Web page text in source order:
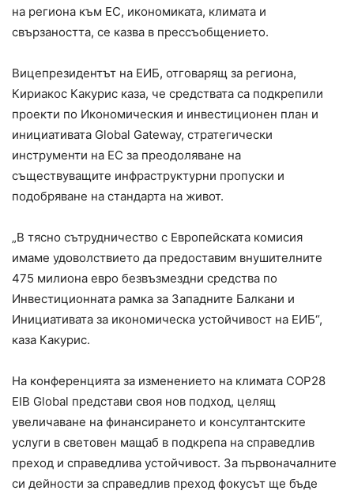
на региона към ЕС, икономиката, климата и
свързаността, се казва в прессъобщението.
Вицепрезидентът на ЕИБ, отговарящ за региона,
Кириакос Какурис каза, че средствата са подкрепили
проекти по Икономическия и инвестиционен план и
инициативата Global Gateway, стратегически
инструменти на ЕС за преодоляване на
съществуващите инфраструктурни пропуски и
подобряване на стандарта на живот.
„В тясно сътрудничество с Европейската комисия
имаме удоволствието да предоставим внушителните
475 милиона евро безвъзмездни средства по
Инвестиционната рамка за Западните Балкани и
Инициативата за икономическа устойчивост на ЕИБ“,
каза Какурис.
На конференцията за изменението на климата COP28
EIB Global представи своя нов подход, целящ
увеличаване на финансирането и консултантските
услуги в световен мащаб в подкрепа на справедлив
преход и справедлива устойчивост. За първоначалните
си дейности за справедлив преход фокусът ще бъде